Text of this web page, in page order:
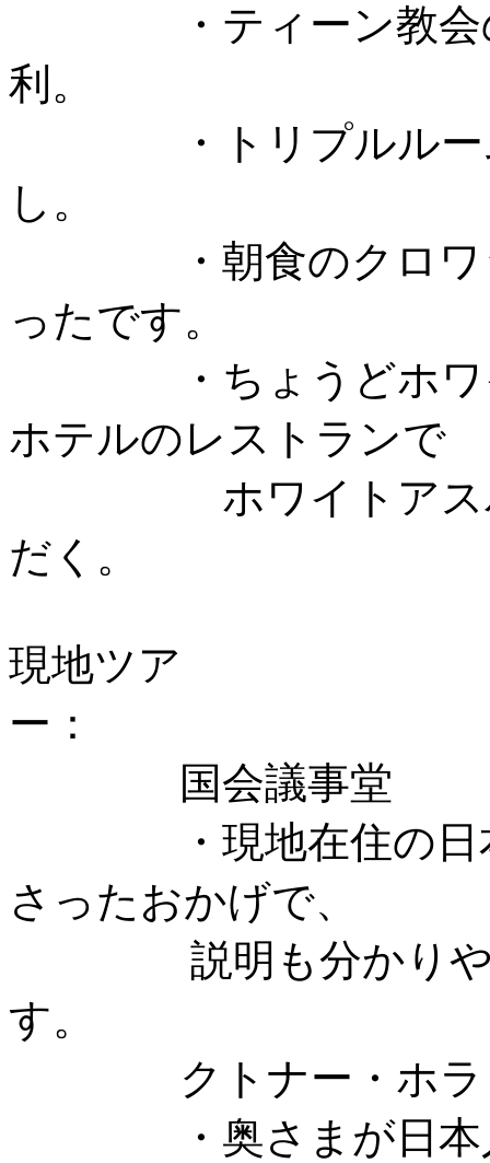
・ティーン教会の
利。
・トリプルルーム
し。
・朝食のクロワッ
ったです。
・ちょうどホワイ
ホテルのレストランで
ホワイトアスパラ
だく。
現地ツア
国会議事堂
・現地在住の日本
さったおかげで、
説明も分かりやす
す。
クトナー・ホラ
・奥さまが日本人